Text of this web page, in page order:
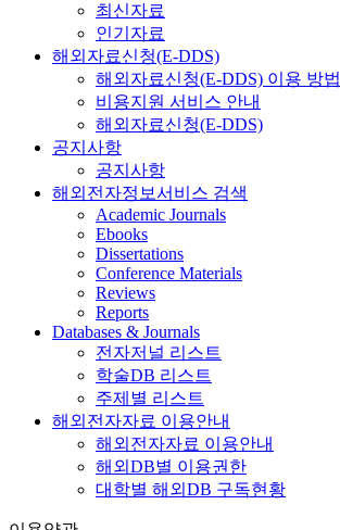
최신자료
인기자료
해외자료신청(E-DDS)
해외자료신청(E-DDS) 이용 방법
비용지원 서비스 안내
해외자료신청(E-DDS)
공지사항
공지사항
해외전자정보서비스 검색
Academic Journals
Ebooks
Dissertations
Conference Materials
Reviews
Reports
Databases & Journals
전자저널 리스트
학술DB 리스트
주제별 리스트
해외전자자료 이용안내
해외전자자료 이용안내
해외DB별 이용권한
대학별 해외DB 구독현황